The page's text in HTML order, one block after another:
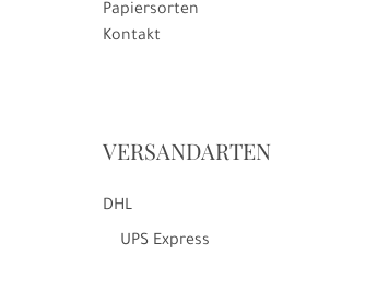
Papiersorten
Kontakt
VERSANDARTEN
DHL
UPS Express